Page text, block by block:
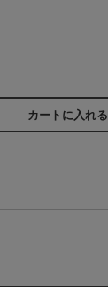
カートに入れる